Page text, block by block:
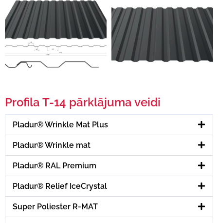
Profila T-14 pārklājuma veidi
Pladur® Wrinkle Mat Plus
Pladur® Wrinkle mat
Pladur® RAL Premium
Pladur® Relief IceCrystal
Super Poliester R-MAT